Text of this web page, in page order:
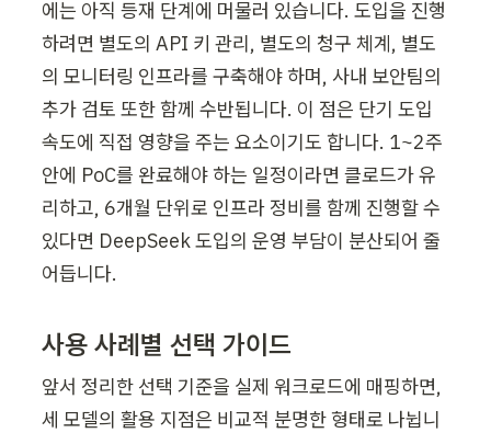
에는 아직 등재 단계에 머물러 있습니다. 도입을 진행
하려면 별도의 API 키 관리, 별도의 청구 체계, 별도
의 모니터링 인프라를 구축해야 하며, 사내 보안팀의
추가 검토 또한 함께 수반됩니다. 이 점은 단기 도입
속도에 직접 영향을 주는 요소이기도 합니다. 1~2주
안에 PoC를 완료해야 하는 일정이라면 클로드가 유
리하고, 6개월 단위로 인프라 정비를 함께 진행할 수
있다면 DeepSeek 도입의 운영 부담이 분산되어 줄
어듭니다.
사용 사례별 선택 가이드
앞서 정리한 선택 기준을 실제 워크로드에 매핑하면,
세 모델의 활용 지점은 비교적 분명한 형태로 나뉩니